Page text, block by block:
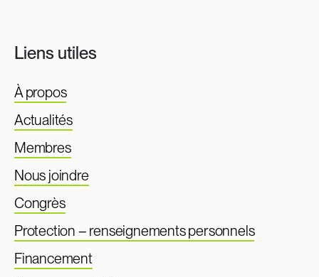
Liens utiles
À propos
Actualités
Membres
Nous joindre
Congrès
Protection – renseignements personnels
Financement